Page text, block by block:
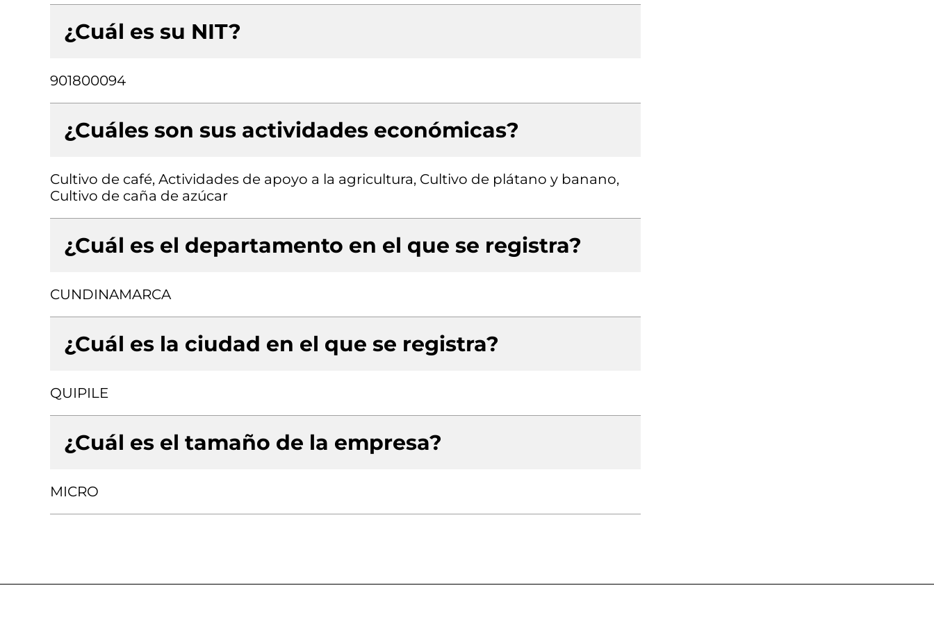
¿Cuál es su NIT?
901800094
¿Cuáles son sus actividades económicas?
Cultivo de café, Actividades de apoyo a la agricultura, Cultivo de plátano y banano,
Cultivo de caña de azúcar
¿Cuál es el departamento en el que se registra?
CUNDINAMARCA
¿Cuál es la ciudad en el que se registra?
QUIPILE
¿Cuál es el tamaño de la empresa?
MICRO